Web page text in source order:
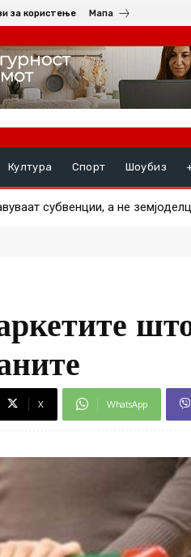
за користење Мапа
Култура Спорт Шоубиз
субвенции, а не
дена
X WhatsApp